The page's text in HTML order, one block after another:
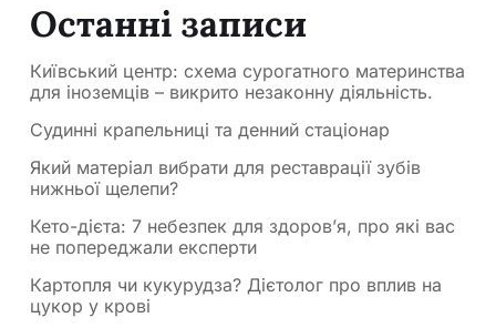
Останні записи
Київський центр: схема сурогатного материнства
для іноземців – викрито незаконну діяльність.
Судинні крапельниці та денний стаціонар
Який матеріал вибрати для реставрації зубів
нижньої щелепи?
Кето-дієта: 7 небезпек для здоров’я, про які вас
не попереджали експерти
Картопля чи кукурудза? Дієтолог про вплив на
цукор у крові